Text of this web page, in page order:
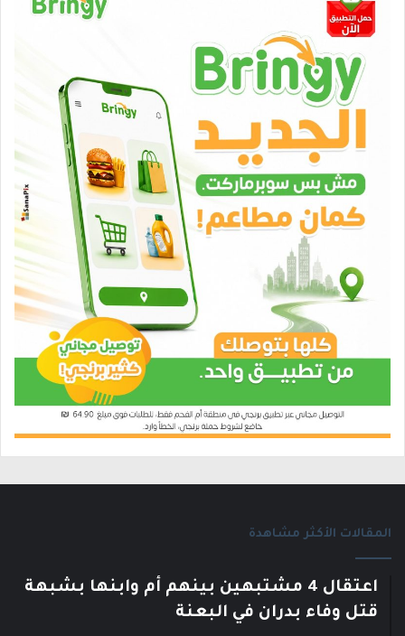
المقالات الأكثر مشاهدة
اعتقال 4 مشتبهين بينهم أم وابنها بشبهة
قتل وفاء بدران في البعنة